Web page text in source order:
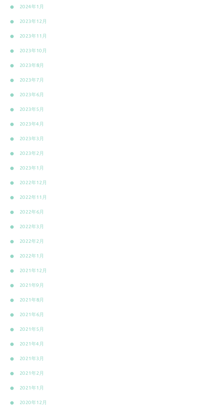
2024年1月
2023年12月
2023年11月
2023年10月
2023年8月
2023年7月
2023年6月
2023年5月
2023年4月
2023年3月
2023年2月
2023年1月
2022年12月
2022年11月
2022年6月
2022年3月
2022年2月
2022年1月
2021年12月
2021年9月
2021年8月
2021年6月
2021年5月
2021年4月
2021年3月
2021年2月
2021年1月
2020年12月